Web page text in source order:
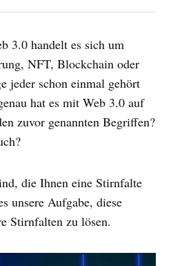
3.0 handelt es sich um
NFT, Blockchain oder
jeder schon einmal gehört
hat es mit Web 3.0 auf
zuvor genannten Begriffen?
die Ihnen eine Stirnfalte
unsere Aufgabe, diese
Stirnfalten zu lösen.